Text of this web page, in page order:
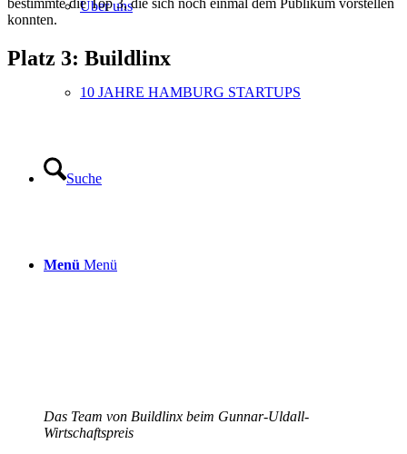
Über uns
10 JAHRE HAMBURG STARTUPS
Suche
Menü Menü
konnten.
Platz 3: Buildlinx
Das Team von Buildlinx beim Gunnar-Uldall-
Wirtschaftspreis